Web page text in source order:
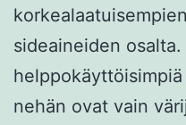
sideaineiden
nehän ovat vain